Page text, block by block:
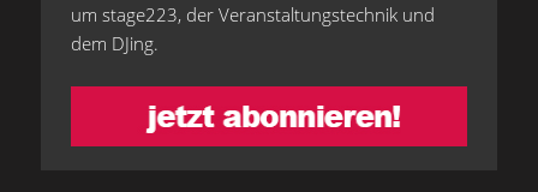
um stage223, der Veranstaltungstechnik und
dem DJing.